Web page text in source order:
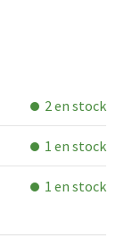
2 en stock
1 en stock
1 en stock